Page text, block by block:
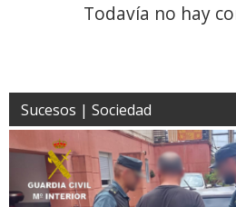
Todavía no hay
Sucesos | Sociedad